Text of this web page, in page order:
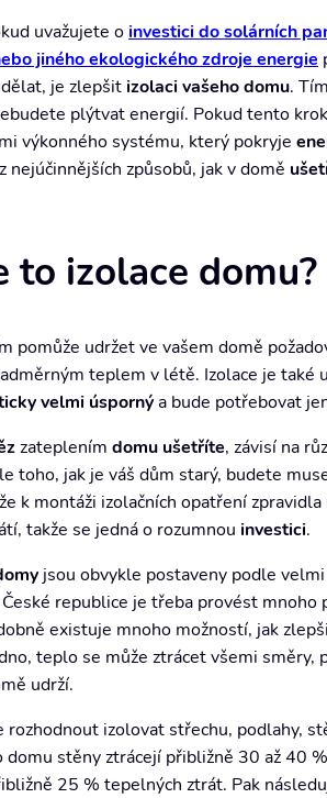
uvažujete o investici dosolárních
jiného ekologického zdroje energie
je zlepšit izolaci vašeho domu.
plýtvat energií. Pokud tento
výkonného systému, který pokryje
nejúčinnějších způsobů, jak v domě
to izolace domu?
pomůže udržet ve vašem domě
teplem v létě. Izolace je
velmi úspornýa bude potřebovat
zateplením domu ušetříte, závisí na
toho, jak je váš dům starý, budete
k montáži izolačních opatření
takže se jedná o rozumnou investici.
jsou obvykle postaveny podle
republice je třeba provést
existuje mnoho možností, jak
teplo se může ztrácet všemi
udrží.
rozhodnout izolovat střechu, podlahy,
domu stěny ztrácejí přibližně 30 až 40
25 % tepelných ztrát. Pak